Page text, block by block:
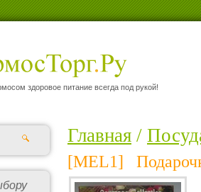
здоровое питание всегда под рукой!
Главная /
[MEL1]